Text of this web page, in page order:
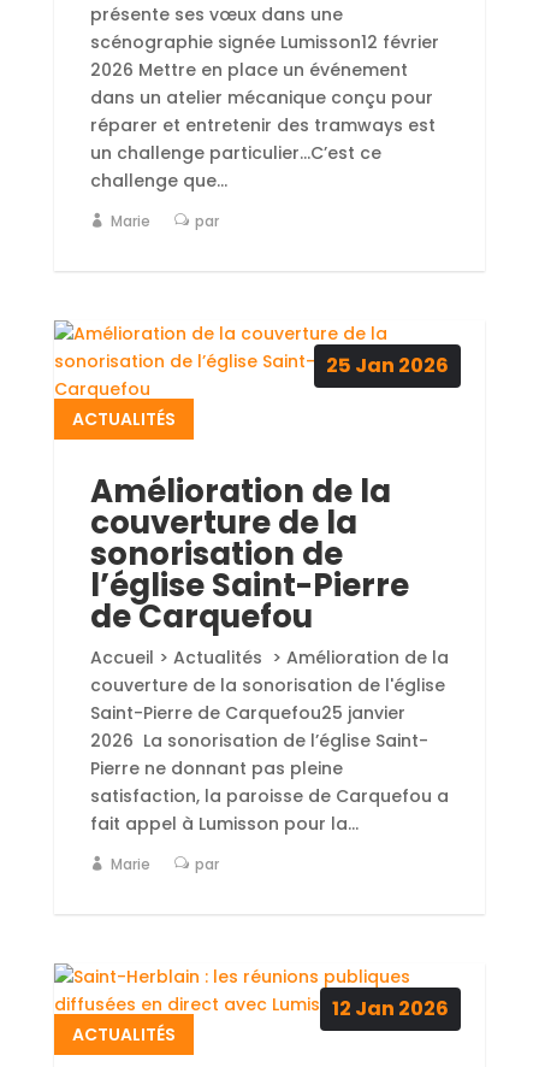
présente ses vœux dans une
scénographie signée Lumisson12 février
2026 Mettre en place un événement
dans un atelier mécanique conçu pour
réparer et entretenir des tramways est
un challenge particulier...C’est ce
challenge que...
Marie par
Amélioration de la
couverture de la
sonorisation de
l’église Saint-Pierre
de Carquefou
ACTUALITÉS
Accueil > Actualités > Amélioration de la
couverture de la sonorisation de l'église
Saint-Pierre de Carquefou25 janvier
2026 La sonorisation de l’église Saint-
Pierre ne donnant pas pleine
satisfaction, la paroisse de Carquefou a
fait appel à Lumisson pour la...
Marie par
25 Jan 2026
ACTUALITÉS
12 Jan 2026